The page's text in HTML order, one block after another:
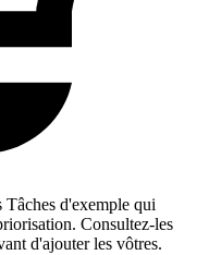
d'exemple qui
Consultez-les
d'ajouter les vôtres.